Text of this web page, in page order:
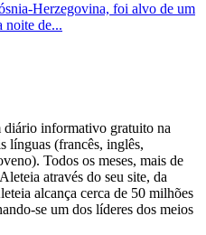
Herzegovina, foi alvo de um
noite de...
informativo gratuito na
línguas (francês, inglês,
Todos os meses, mais de
através do seu site, da
alcança cerca de 50 milhões
se um dos líderes dos meios